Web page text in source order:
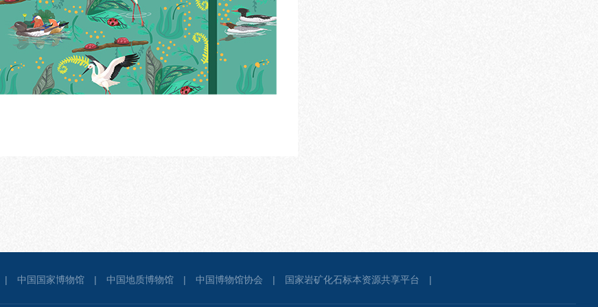
| 中国国家博物馆 | 中国地质博物馆 | 中国博物馆协会 | 国家岩矿化石标本资源共享平台 |